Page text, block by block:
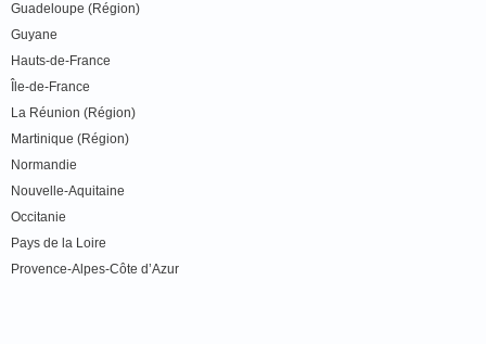
Guadeloupe (Région)
Guyane
Hauts-de-France
Île-de-France
La Réunion (Région)
Martinique (Région)
Normandie
Nouvelle-Aquitaine
Occitanie
Pays de la Loire
Provence-Alpes-Côte d’Azur